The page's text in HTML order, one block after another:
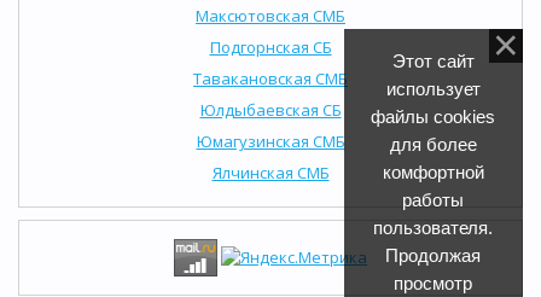
Максютовская СМБ
Подгорнская СБ
Тавакановская СМБ
Юлдыбаевская СБ
Юмагузинская СМБ
Ялчинская СМБ
Этот сайт
использует
файлы cookies
для более
комфортной
работы
пользователя.
Продолжая
просмотр